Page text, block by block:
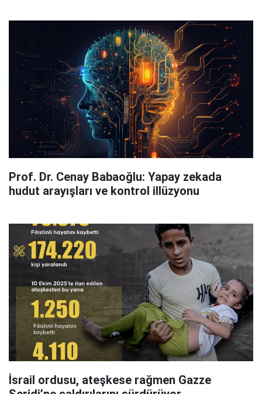
Prof. Dr. Cenay Babaoğlu: Yapay zekada
hudut arayışları ve kontrol illüzyonu
İsrail ordusu, ateşkese rağmen Gazze